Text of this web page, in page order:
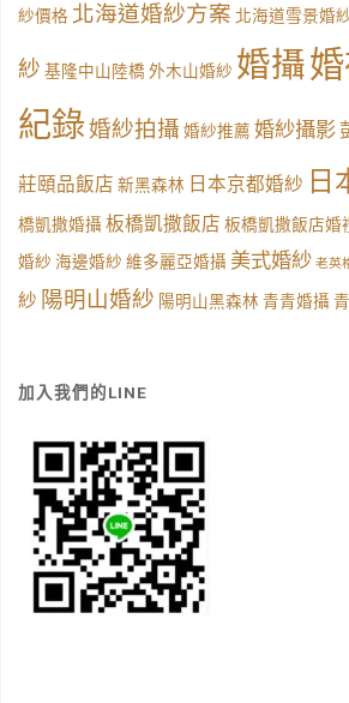
紗價格 北海道婚紗方案 北海道雪景婚
紗 基隆中山陸橋 外木山婚紗 婚攝
紀錄婚紗拍攝 婚紗推薦 婚紗攝影
莊頤品飯店 新黑森林 日本京都婚紗 日
橋凱撒婚攝 板橋凱撒飯店 板橋凱撒飯店婚
婚紗 海邊婚紗 維多麗亞婚攝 美式婚紗 老英
紗 陽明山婚紗 陽明山黑森林 青青婚攝
加入我們的LINE